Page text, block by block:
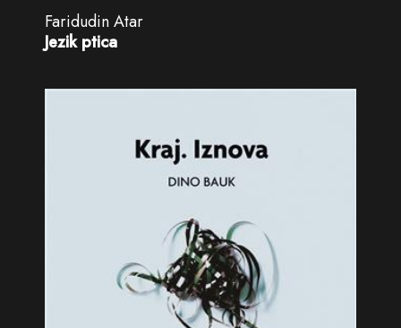
Faridudin Atar
Jezik ptica